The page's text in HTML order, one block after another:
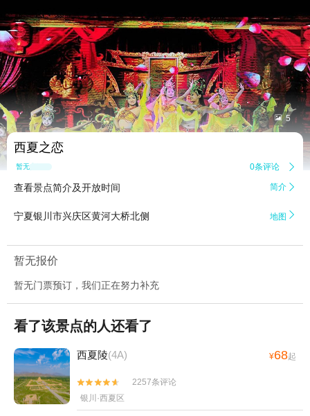
 5
西夏之恋
暂无点评 0条评论 
查看景点简介及开放时间 简介 
宁夏银川市兴庆区黄河大桥北侧 地图 
暂无报价
暂无门票预订，我们正在努力补充
看了该景点的人还看了
西夏陵(4A) ¥68起


2257条评论
银川·西夏区
